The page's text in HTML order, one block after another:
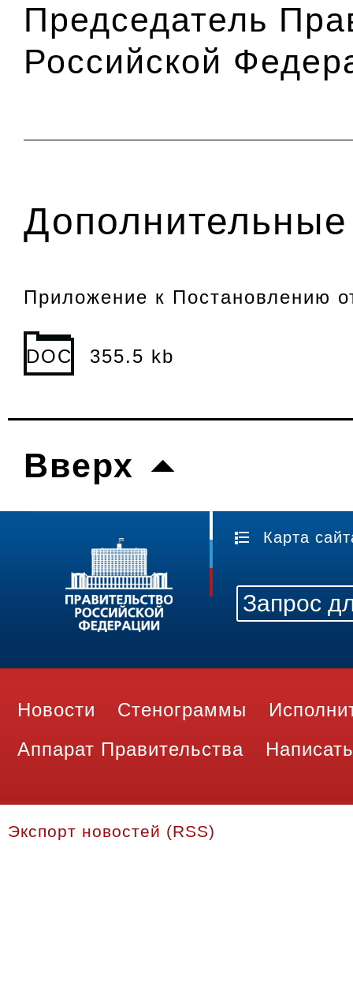
Председатель
Российской
Приложение к Постановлению
DOC 355.5 kb
Вверх
Карта
Новости Стенограммы
Аппарат Правительства
Экспорт новостей (RSS)